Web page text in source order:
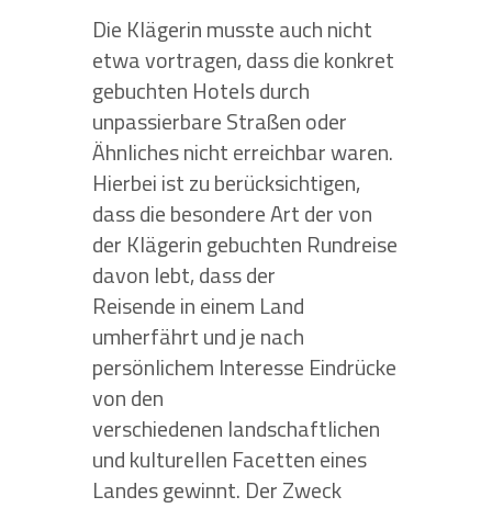
Die Klägerin musste auch nicht
etwa vortragen, dass die konkret
gebuchten Hotels durch
unpassierbare Straßen oder
Ähnliches nicht erreichbar waren.
Hierbei ist zu berücksichtigen,
dass die besondere Art der von
der Klägerin gebuchten Rundreise
davon lebt, dass der
Reisende in einem Land
umherfährt und je nach
persönlichem Interesse Eindrücke
von den
verschiedenen landschaftlichen
und kulturellen Facetten eines
Landes gewinnt. Der Zweck